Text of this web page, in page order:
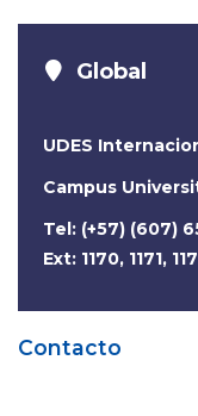
Global
UDES
Campus
Tel: (+57) (607)
Ext: 1170, 1171,
Contacto